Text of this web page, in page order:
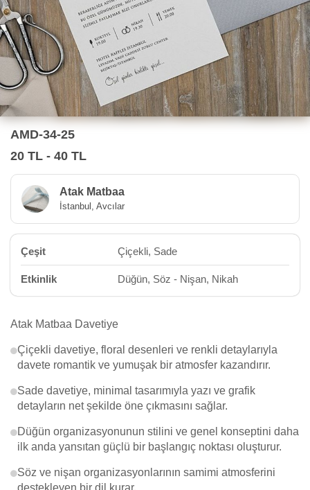
AMD-34-25
20 TL - 40 TL
Atak Matbaa
İstanbul, Avcılar
Çeşit Çiçekli, Sade
Etkinlik Düğün, Söz - Nişan, Nikah
Atak Matbaa Davetiye
Çiçekli davetiye, floral desenleri ve renkli detaylarıyla
davete romantik ve yumuşak bir atmosfer kazandırır.
Sade davetiye, minimal tasarımıyla yazı ve grafik
detayların net şekilde öne çıkmasını sağlar.
Düğün organizasyonunun stilini ve genel konseptini daha
ilk anda yansıtan güçlü bir başlangıç noktası oluşturur.
Söz ve nişan organizasyonlarının samimi atmosferini
destekleyen bir dil kurar.